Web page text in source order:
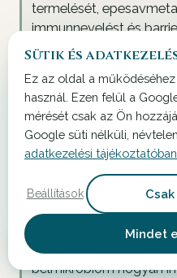
termelését,
immunnevelést és
fertőzés kapcsán
étrenddel, pre/
modulálható terápiás
Thaiss CA, Zmora
microbiome and
Link
Mechanisztikus
bélmikrobiom hogyan
Sütik és
Ez az oldal a
használ. Ezen felül a
mérését csak az Ön
Google süti nélküli,
adatkezelési tájékoztatóban
Beállítások
Mindet